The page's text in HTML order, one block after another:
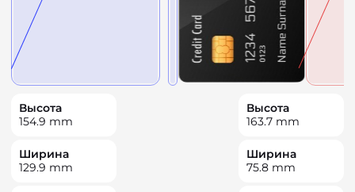
Высота
154.9 mm
Ширина
129.9 mm
Высота
163.7 mm
Ширина
75.8 mm